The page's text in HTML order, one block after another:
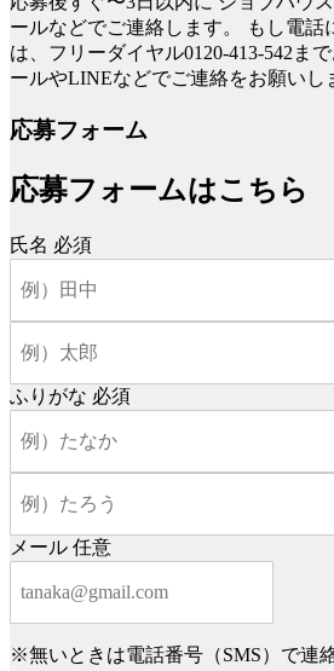
ールなどでご連絡します。
もし電話
は、フリーダイヤル0120-413-542ま
ールやLINEなどでご連絡をお願いし
応募フォーム
応募フォームはこちら
氏名 必須
ふりがな 必須
メール 任意
※無いときは電話番号（SMS）で連